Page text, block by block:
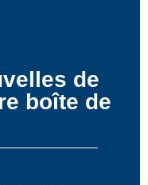
de
boîte de